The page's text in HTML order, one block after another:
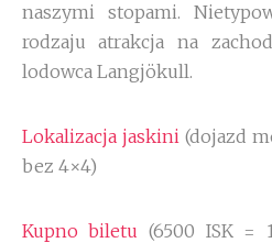
naszymi stopami.
rodzaju atrakcja na
lodowca Langjökull.
Lokalizacja jaskini(dojazd
bez 4×4)
Kupno biletu (6500 ISK =